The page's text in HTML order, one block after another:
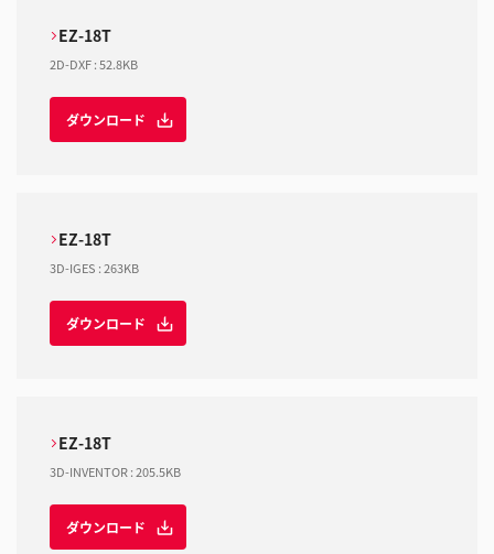
EZ-18T
2D-DXF:52.8KB
ダウンロード
EZ-18T
3D-IGES :263KB
ダウンロード
EZ-18T
3D-INVENTOR:205.5KB
ダウンロード